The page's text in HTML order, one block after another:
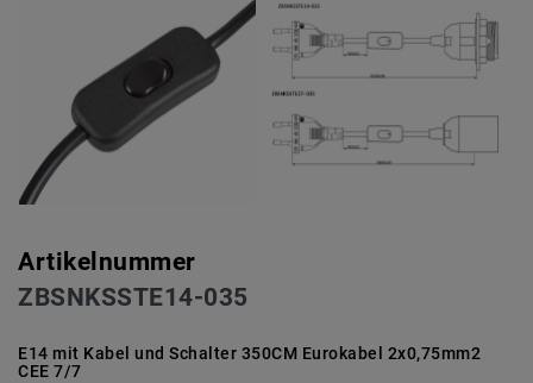
Artikelnummer
ZBSNKSSTE14-035
E14 mit Kabel und Schalter 350CM Eurokabel 2x0,75mm2
CEE 7/7